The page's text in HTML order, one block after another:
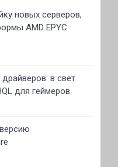
новых серверов,
AMD EPYC
в свет
для геймеров